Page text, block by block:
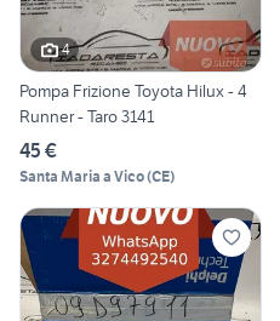
4
Pompa Frizione Toyota Hilux - 4
Runner - Taro 3141
45 €
Santa Maria a Vico(CE)